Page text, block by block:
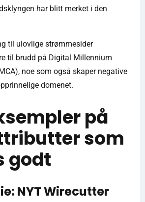
har blitt merket i den
til ulovlige strømmesider
til brudd på Digital Millennium
noe som også skaper negative
domenet.
på
som
godt
NYT Wirecutter